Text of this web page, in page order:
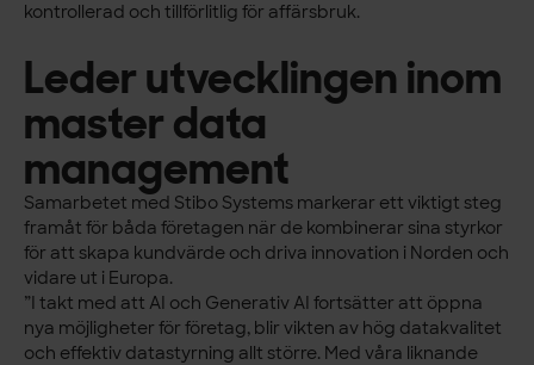
kontrollerad och tillförlitlig för affärsbruk.
Leder utvecklingen inom
master data
management
Samarbetet med Stibo Systems markerar ett viktigt steg
framåt för båda företagen när de kombinerar sina styrkor
för att skapa kundvärde och driva innovation i Norden och
vidare ut i Europa.
”I takt med att AI och Generativ AI fortsätter att öppna
nya möjligheter för företag, blir vikten av hög datakvalitet
och effektiv datastyrning allt större. Med våra liknande